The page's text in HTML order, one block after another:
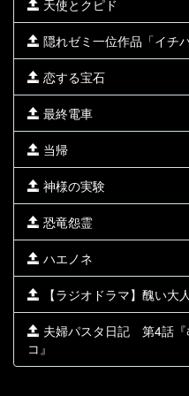
天使とクピド
隠れゼミ一位作品「イチ
恋する宝石
最終電車
当帰
神様の実験
恐竜怨霊
ハエノネ
【ラジオドラマ】醜い大
夫婦パスタ日記 第4話『
コ』